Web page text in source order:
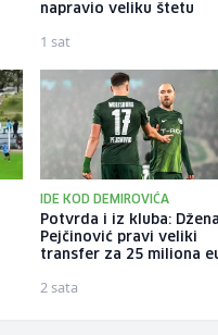
napravio veliku štetu
1 sat
IDE KOD DEMIROVIĆA
Potvrda i iz kluba:
Pejčinović pravi veliki
transfer za 25 miliona
2 sata